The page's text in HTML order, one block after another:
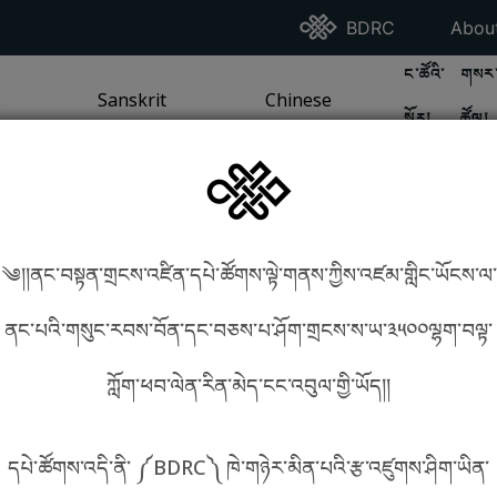
Go To BDRC
BDRC Go
/ SEA TRADITIONPAGE
GO TOSANSKRIT TRADITION
Sanskrit
GO TOCHINESE TRADITION
Chinese
GO TO
ང་ཚོའི་
སྐོར།
GO
ཚོལ།
༄།།ནང་བསྟན་གྲངས་འཛིན་དཔེ་ཚོགས་ལྟེ་གནས་ཀྱིས་འཛམ་གླིང་ཡོངས་ལ་
ནང་པའི་གསུང་རབས་བོན་དང་བཅས་པ་ཤོག་གྲངས་ས་ཡ་༣༥༠༠ལྷག་བལྟ་
ཀློག་ཕབ་ལེན་རིན་མེད་ངང་འབུལ་གྱི་ཡོད།།
དཔེ་ཚོགས་འདི་ནི་ ༼BDRC༽ ཁེ་གཉེར་མིན་པའི་རྩ་འཛུགས་ཤིག་ཡིན་
phonetics! How to find things?